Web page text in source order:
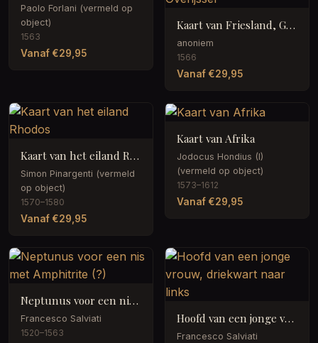
Paolo Forlani (vermeld op
object)
1563
Vanaf €29,95
Kaart van Friesland, Groningen, Drenthe en Overijssel
anoniem
1566
Vanaf €29,95
Kaart van het eiland Rhodos
Simon Pinargenti (vermeld
op object)
1570–1580
Vanaf €29,95
Kaart van Afrika
Jodocus Hondius (I)
(vermeld op object)
1573–1612
Vanaf €29,95
Neptunus voor een nis met Amphitrite (?)
Francesco Salviati
1520–1563
Hoofd van een jonge vrouw, driekwart naar links
Francesco Salviati